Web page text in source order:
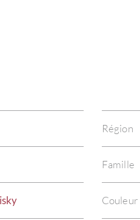
Région
Famille
Couleur